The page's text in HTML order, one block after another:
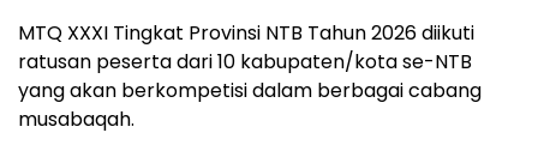
MTQ XXXI Tingkat Provinsi NTB Tahun 2026 diikuti
ratusan peserta dari 10 kabupaten/kota se-NTB
yang akan berkompetisi dalam berbagai cabang
musabaqah.